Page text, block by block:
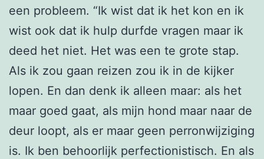
een probleem. “Ik wist dat ik het kon en ik
wist ook dat ik hulp durfde vragen maar ik
deed het niet. Het was een te grote stap.
Als ik zou gaan reizen zou ik in de kijker
lopen. En dan denk ik alleen maar: als het
maar goed gaat, als mijn hond maar naar de
deur loopt, als er maar geen perronwijziging
is. Ik ben behoorlijk perfectionistisch. En als